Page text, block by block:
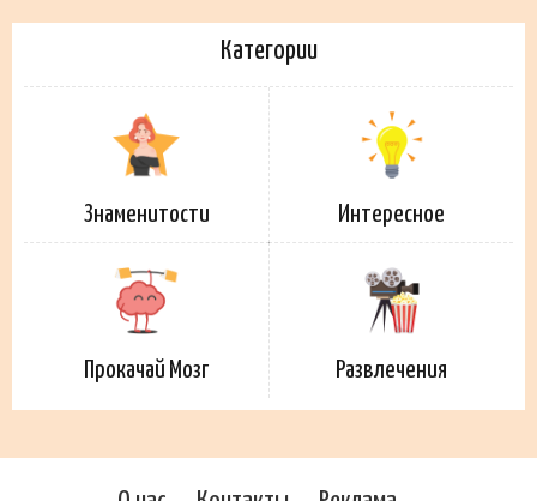
Категории
Знаменитости Интересное
Прокачай Мозг Развлечения